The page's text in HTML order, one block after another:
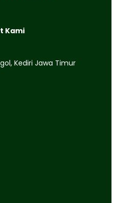
Kami
Kediri Jawa Timur